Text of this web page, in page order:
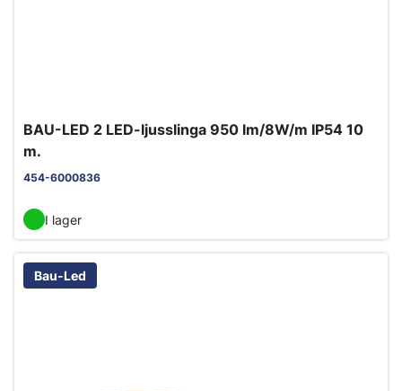
BAU-LED 2 LED-ljusslinga 950 lm/8W/m IP54 10
m.
454-6000836
I lager
Bau-Led